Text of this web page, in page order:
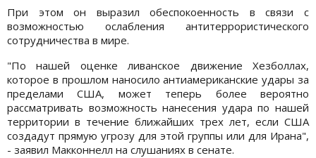
При этом он выразил обеспокоенность в связи с
возможностью ослабления антитеррористического
сотрудничества в мире.
"По нашей оценке ливанское движение Хезболлах,
которое в прошлом наносило антиамериканские удары за
пределами США, может теперь более вероятно
рассматривать возможность нанесения удара по нашей
территории в течение ближайших трех лет, если США
создадут прямую угрозу для этой группы или для Ирана",
- заявил Макконнелл на слушаниях в сенате.